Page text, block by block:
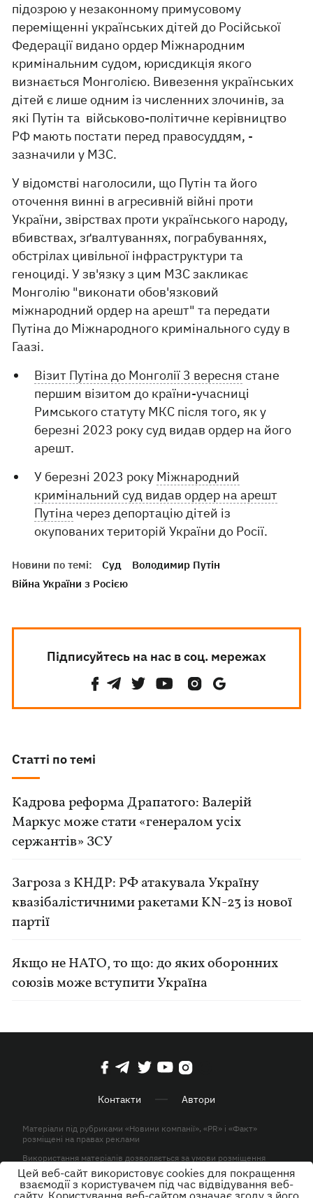
підозрою у незаконному примусовому
переміщенні українських дітей до Російської
Федерації видано ордер Міжнародним
кримінальним судом, юрисдикція якого
визнається Монголією. Вивезення українських
дітей є лише одним із численних злочинів, за
які Путін та військово-політичне керівництво
РФ мають постати перед правосуддям, -
зазначили у МЗС.
У відомстві наголосили, що Путін та його
оточення винні в агресивній війні проти
України, звірствах проти українського народу,
вбивствах, зґвалтуваннях, пограбуваннях,
обстрілах цивільної інфраструктури та
геноциді. У зв'язку з цим МЗС закликає
Монголію "виконати обов'язковий
міжнародний ордер на арешт" та передати
Путіна до Міжнародного кримінального суду в
Гаазі.
Візит Путіна до Монголії 3 вересня стане
першим візитом до країни-учасниці
Римського статуту МКС після того, як у
березні 2023 року суд видав ордер на його
арешт.
У березні 2023 року Міжнародний
кримінальний суд видав ордер на арешт
Путіна через депортацію дітей із
окупованих територій України до Росії.
Новини по темі: Суд
Володимир Путін
Війна України з Росією
Підписуйтесь на нас в соц. мережах
Статті по темі
Кадрова реформа Драпатого: Валерій
Маркус може стати «генералом усіх
сержантів» ЗСУ
Загроза з КНДР: РФ атакувала Україну
квазібалістичними ракетами KN-23 із нової
партії
Якщо не НАТО, то що: до яких оборонних
союзів може вступити Україна
Контакти Автори
Матеріали під рубриками «Новини компанії», «PR» і «Факт»
розміщені на правах реклами
Використання матеріалів дозволяється за умови розміщення
активного гіперпосилання на KP.UA в першому абзаці.
© ТОВ «ЮЛАВ МЕДІА» 2026. Всі права захищені.
Цей веб-сайт використовує cookies для покращення
взаємодії з користувачем під час відвідування веб-
сайту. Користування веб-сайтом означає згоду з його